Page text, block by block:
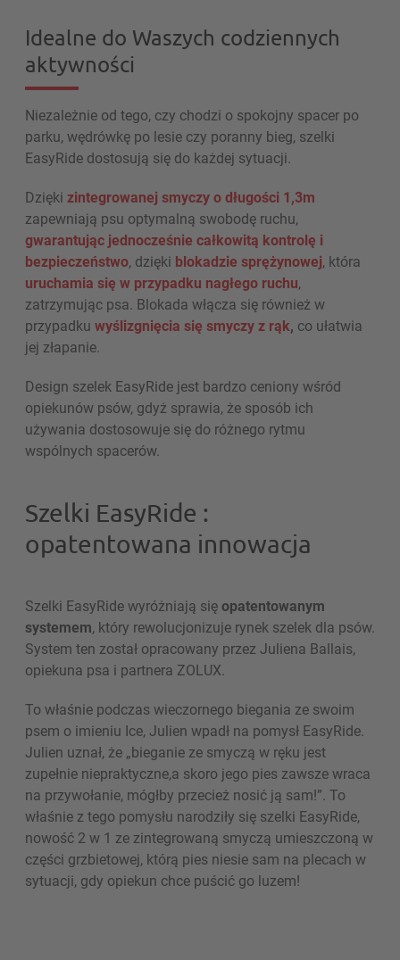
Idealne do Waszych codziennych
aktywności
Niezależnie od tego, czy chodzi o spokojny spacer po
parku, wędrówkę po lesie czy poranny bieg, szelki
EasyRide dostosują się do każdej sytuacji.
Dzięki zintegrowanej smyczy o długości 1,3m
zapewniają psu optymalną swobodę ruchu,
gwarantując jednocześnie całkowitą kontrolę i
bezpieczeństwo, dzięki blokadzie sprężynowej, która
uruchamia się w przypadku nagłego ruchu,
zatrzymując psa. Blokada włącza się również w
przypadku wyślizgnięcia się smyczy z rąk, co ułatwia
jej złapanie.
Design szelek EasyRide jest bardzo ceniony wśród
opiekunów psów, gdyż sprawia, że sposób ich
używania dostosowuje się do różnego rytmu
wspólnych spacerów.
Szelki EasyRide :
opatentowana innowacja
Szelki EasyRide wyróżniają sięopatentowanym
systemem, który rewolucjonizuje rynek szelek dla psów.
System ten został opracowany przez Juliena Ballais,
opiekuna psa i partnera ZOLUX.
To właśnie podczas wieczornego biegania ze swoim
psem o imieniu Ice, Julien wpadł na pomysł EasyRide.
Julien uznał, że „bieganie ze smyczą w ręku jest
zupełnie niepraktyczne,a skoro jego pies zawsze wraca
na przywołanie, mógłby przecież nosić ją sam!”. To
właśnie z tego pomysłu narodziły się szelki EasyRide,
nowość 2 w 1 ze zintegrowaną smyczą umieszczoną w
części grzbietowej, którą pies niesie sam na plecach w
sytuacji, gdy opiekun chce puścić go luzem!